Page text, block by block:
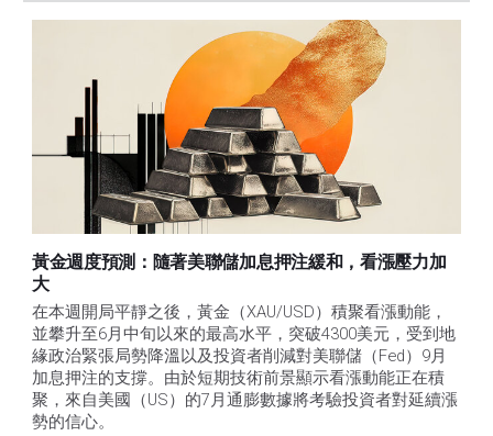
黃金週度預測：隨著美聯儲加息押注緩和，看漲壓力加
大
在本週開局平靜之後，黃金（XAU/USD）積聚看漲動能，
並攀升至6月中旬以來的最高水平，突破4300美元，受到地
緣政治緊張局勢降溫以及投資者削減對美聯儲（Fed）9月
加息押注的支撐。由於短期技術前景顯示看漲動能正在積
聚，來自美國（US）的7月通膨數據將考驗投資者對延續漲
勢的信心。